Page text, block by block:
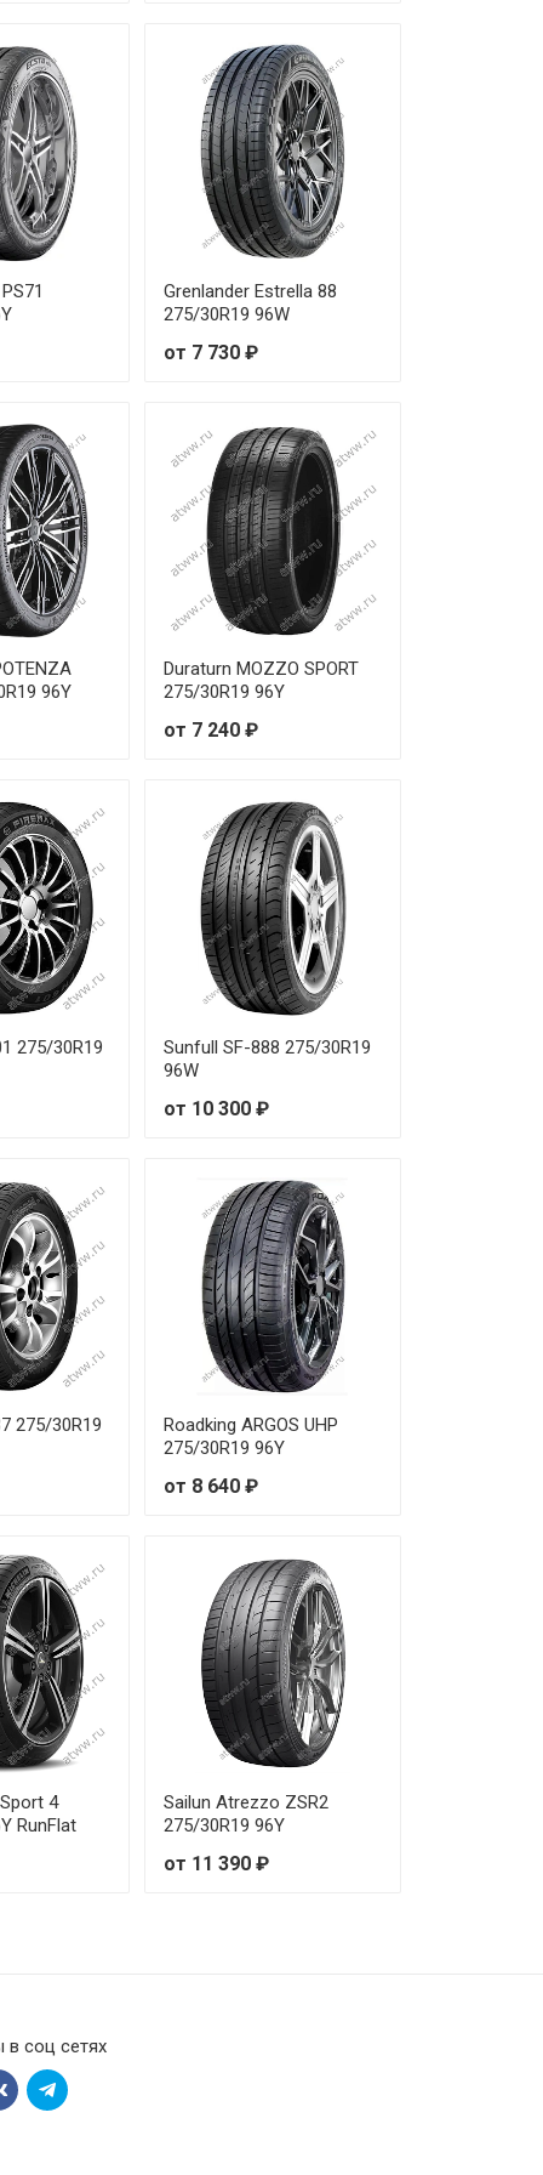
от 47 060 ₽
от 35 840 ₽
от 33 380 ₽
от 42 270 ₽
от 43 460 ₽
от 52 300 ₽
от 39 160 ₽
от 37 970 ₽
от 45 540 ₽
от 37 520 ₽
от 47 370 ₽
от 46 560 ₽
от 42 260 ₽
от 44 240 ₽
от 48 230 ₽
от 68 250 ₽
от 38 720 ₽
от 48 260 ₽
от 57 560 ₽
от 28 870 ₽
от 30 100 ₽
Grenlander Estrella 88
275/30R19 96W
от 7 730 ₽
96Y
Duraturn MOZZO SPORT
275/30R19 96Y
от 7 240 ₽
275/30R19
Sunfull SF-888 275/30R19
96W
от 10 300 ₽
275/30R19
Roadking ARGOS UHP
275/30R19 96Y
от 8 640 ₽
4
RunFlat
Sailun Atrezzo ZSR2
275/30R19 96Y
от 11 390 ₽
в соц сетях